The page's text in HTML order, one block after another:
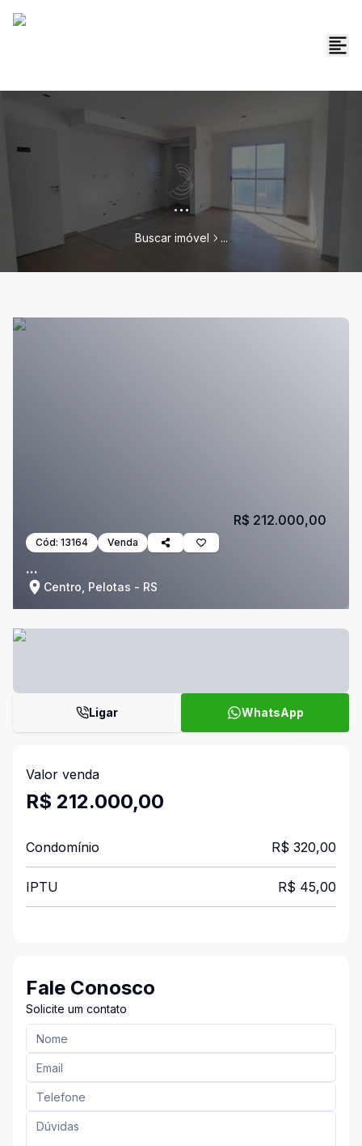
...
Buscar imóvel ...
Cód: 13164 Venda
...
Centro, Pelotas - RS
R$ 212.000,00
Ligar WhatsApp
Valor venda
R$ 212.000,00
Condomínio R$ 320,00
IPTU R$ 45,00
Fale Conosco
Solicite um contato